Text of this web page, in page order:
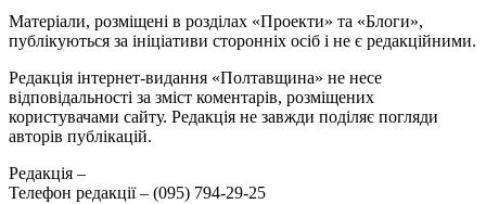
Матеріали, розміщені в розділах «Проекти» та «Блоги»,
публікуються за ініціативи сторонніх осіб і не є редакційними.
Редакція інтернет-видання «Полтавщина» не несе
відповідальності за зміст коментарів, розміщених
користувачами сайту. Редакція не завжди поділяє погляди
авторів публікацій.
Редакція –
Телефон редакції – (095) 794-29-25